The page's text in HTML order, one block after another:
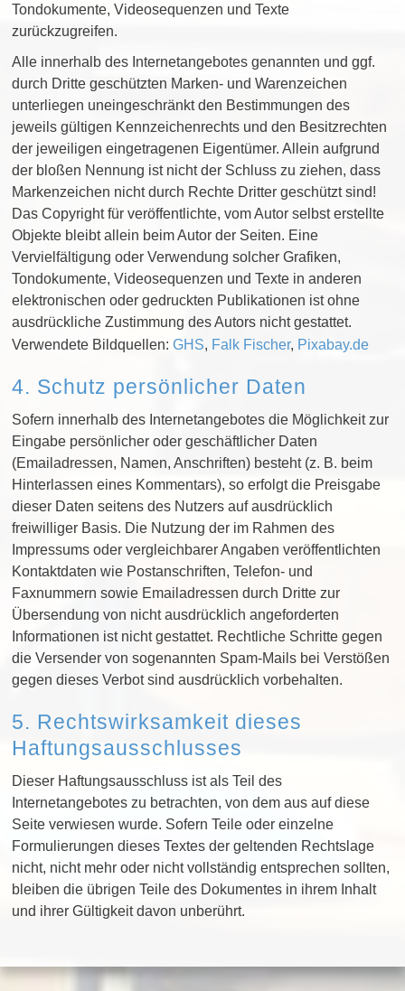
Tondokumente, Videosequenzen und Texte
zurückzugreifen.
Alle innerhalb des Internetangebotes genannten und ggf.
durch Dritte geschützten Marken- und Warenzeichen
unterliegen uneingeschränkt den Bestimmungen des
jeweils gültigen Kennzeichenrechts und den Besitzrechten
der jeweiligen eingetragenen Eigentümer. Allein aufgrund
der bloßen Nennung ist nicht der Schluss zu ziehen, dass
Markenzeichen nicht durch Rechte Dritter geschützt sind!
Das Copyright für veröffentlichte, vom Autor selbst erstellte
Objekte bleibt allein beim Autor der Seiten. Eine
Vervielfältigung oder Verwendung solcher Grafiken,
Tondokumente, Videosequenzen und Texte in anderen
elektronischen oder gedruckten Publikationen ist ohne
ausdrückliche Zustimmung des Autors nicht gestattet.
Verwendete Bildquellen: GHS, Falk Fischer, Pixabay.de
4. Schutz persönlicher Daten
Sofern innerhalb des Internetangebotes die Möglichkeit zur
Eingabe persönlicher oder geschäftlicher Daten
(Emailadressen, Namen, Anschriften) besteht (z. B. beim
Hinterlassen eines Kommentars), so erfolgt die Preisgabe
dieser Daten seitens des Nutzers auf ausdrücklich
freiwilliger Basis. Die Nutzung der im Rahmen des
Impressums oder vergleichbarer Angaben veröffentlichten
Kontaktdaten wie Postanschriften, Telefon- und
Faxnummern sowie Emailadressen durch Dritte zur
Übersendung von nicht ausdrücklich angeforderten
Informationen ist nicht gestattet. Rechtliche Schritte gegen
die Versender von sogenannten Spam-Mails bei Verstößen
gegen dieses Verbot sind ausdrücklich vorbehalten.
5. Rechtswirksamkeit dieses
Haftungsausschlusses
Dieser Haftungsausschluss ist als Teil des
Internetangebotes zu betrachten, von dem aus auf diese
Seite verwiesen wurde. Sofern Teile oder einzelne
Formulierungen dieses Textes der geltenden Rechtslage
nicht, nicht mehr oder nicht vollständig entsprechen sollten,
bleiben die übrigen Teile des Dokumentes in ihrem Inhalt
und ihrer Gültigkeit davon unberührt.